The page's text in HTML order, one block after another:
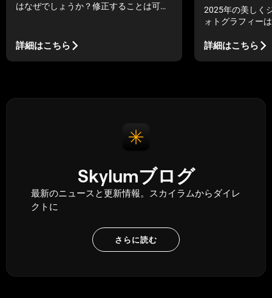
はなぜでしょうか？修正することは可能
う。今回はモアレラインについて解説し
ます。
詳細はこちら
2025年の美しく
ォトグラフィー
りたいという願
詳細はこちら
Skylumブログ
最新のニュースと更新情報。スカイラムからダイレ
クトに
さらに読む